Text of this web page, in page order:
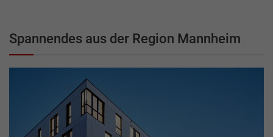
Spannendes aus der Region Mannheim